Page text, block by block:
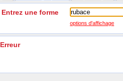
Entrez une forme
options d'affichage
Erreur